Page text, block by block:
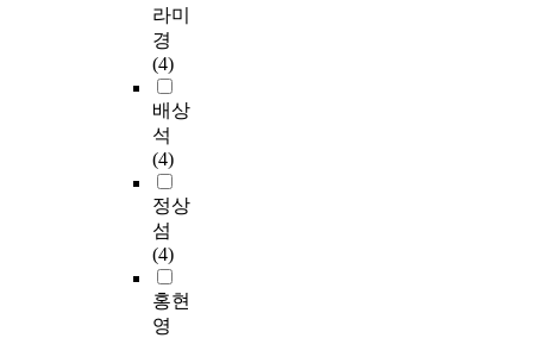
라미
경
(4)
배상
석
(4)
정상
섬
(4)
홍현
영